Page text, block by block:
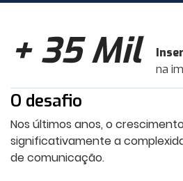
+ 35 Mil
na
O desafio
Nos últimos anos, o
significativamente a
de comunicação.